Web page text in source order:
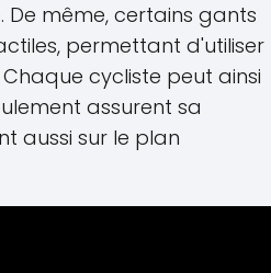
même, certains gants
permettant d'utiliser
cycliste peut ainsi
assurent sa
aussi sur le plan